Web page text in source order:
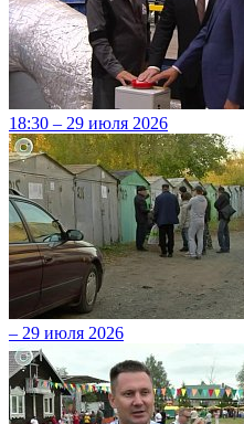
18:30 – 29 июля 2026
– 29 июля 2026